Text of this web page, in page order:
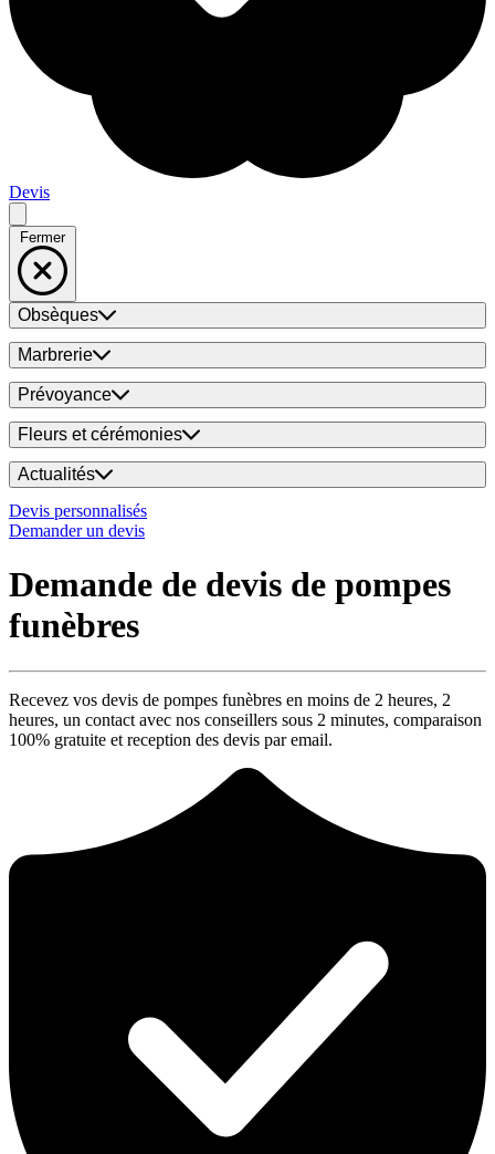
Devis
Fermer
Obsèques
Marbrerie
Prévoyance
Fleurs et cérémonies
Actualités
Devis personnalisés
Demander un devis
Demande de devis de pompes
funèbres
Recevez vos devis de pompes funèbres en moins de 2 heures, 2
heures, un contact avec nos conseillers sous 2 minutes, comparaison
100% gratuite et reception des devis par email.